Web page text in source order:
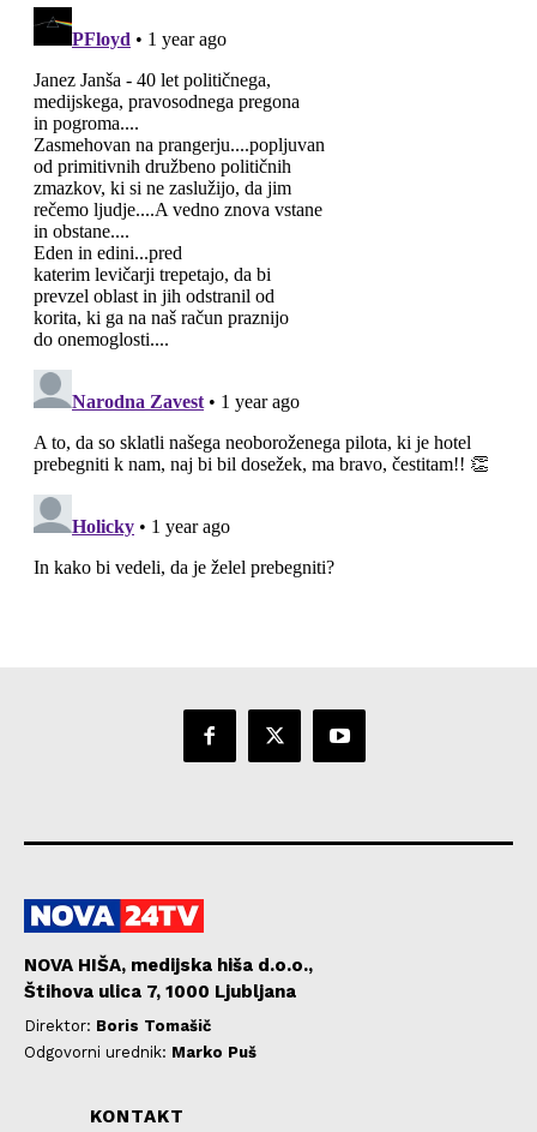
NOVA HIŠA, medijska hiša d.o.o.,
Štihova ulica 7, 1000 Ljubljana
Direktor: Boris Tomašič
Odgovorni urednik: Marko Puš
KONTAKT